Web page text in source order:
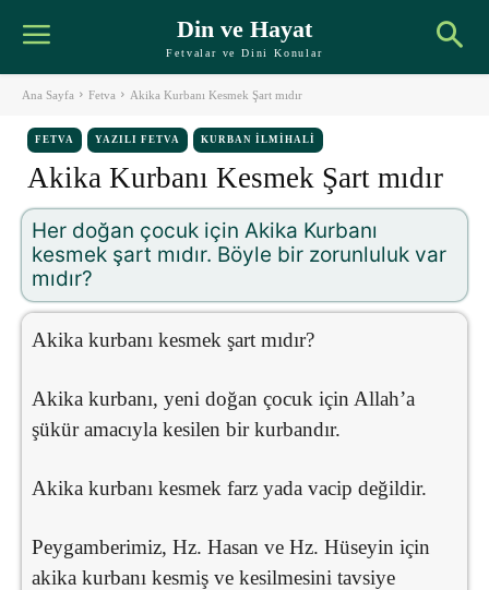
Din ve Hayat
Fetvalar ve Dini Konular
Ana Sayfa Fetva Akika Kurbanı Kesmek Şart mıdır
FETVA YAZILI FETVA KURBAN İLMIHALI
Akika Kurbanı Kesmek Şart mıdır
Her doğan çocuk için Akika Kurbanı
kesmek şart mıdır. Böyle bir zorunluluk var
mıdır?
Akika kurbanı kesmek şart mıdır?
Akika kurbanı, yeni doğan çocuk için Allah’a
şükür amacıyla kesilen bir kurbandır.
Akika kurbanı kesmek farz yada vacip değildir.
Peygamberimiz, Hz. Hasan ve Hz. Hüseyin için
akika kurbanı kesmiş ve kesilmesini tavsiye